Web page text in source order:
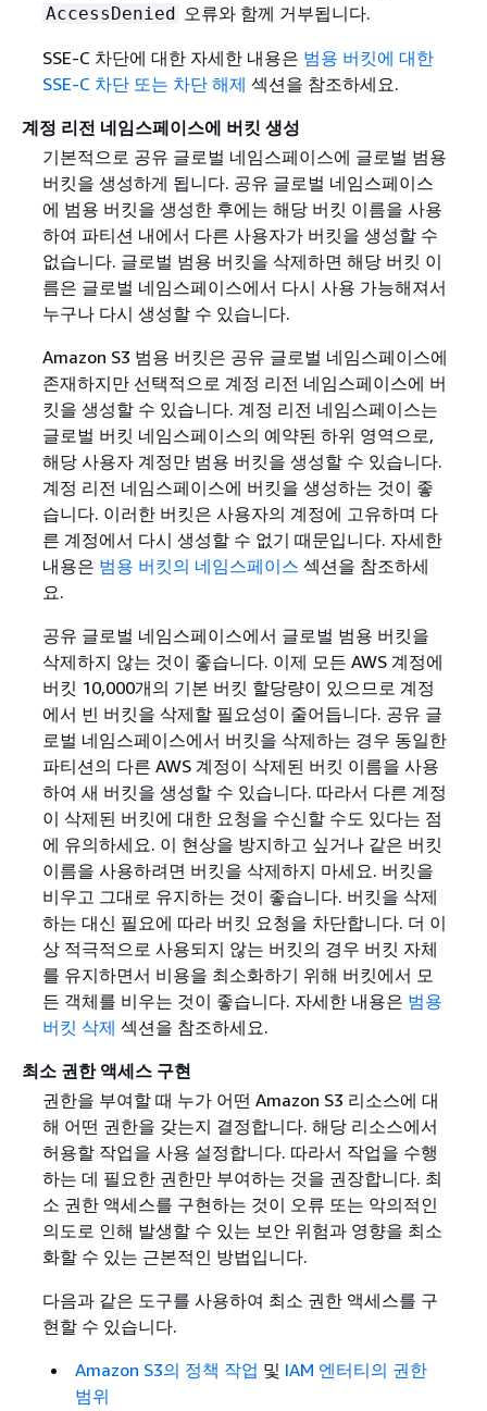
AccessDenied 오류와 함께 거부됩니다.
SSE-C 차단에 대한 자세한 내용은 범용 버킷에 대한
SSE-C 차단 또는 차단 해제 섹션을 참조하세요.
계정 리전 네임스페이스에 버킷 생성
기본적으로 공유 글로벌 네임스페이스에 글로벌 범용
버킷을 생성하게 됩니다. 공유 글로벌 네임스페이스
에 범용 버킷을 생성한 후에는 해당 버킷 이름을 사용
하여 파티션 내에서 다른 사용자가 버킷을 생성할 수
없습니다. 글로벌 범용 버킷을 삭제하면 해당 버킷 이
름은 글로벌 네임스페이스에서 다시 사용 가능해져서
누구나 다시 생성할 수 있습니다.
Amazon S3 범용 버킷은 공유 글로벌 네임스페이스에
존재하지만 선택적으로 계정 리전 네임스페이스에 버
킷을 생성할 수 있습니다. 계정 리전 네임스페이스는
글로벌 버킷 네임스페이스의 예약된 하위 영역으로,
해당 사용자 계정만 범용 버킷을 생성할 수 있습니다.
계정 리전 네임스페이스에 버킷을 생성하는 것이 좋
습니다. 이러한 버킷은 사용자의 계정에 고유하며 다
른 계정에서 다시 생성할 수 없기 때문입니다. 자세한
내용은 범용 버킷의 네임스페이스 섹션을 참조하세
요.
공유 글로벌 네임스페이스에서 글로벌 범용 버킷을
삭제하지 않는 것이 좋습니다. 이제 모든 AWS 계정에
버킷 10,000개의 기본 버킷 할당량이 있으므로 계정
에서 빈 버킷을 삭제할 필요성이 줄어듭니다. 공유 글
로벌 네임스페이스에서 버킷을 삭제하는 경우 동일한
파티션의 다른 AWS 계정이 삭제된 버킷 이름을 사용
하여 새 버킷을 생성할 수 있습니다. 따라서 다른 계정
이 삭제된 버킷에 대한 요청을 수신할 수도 있다는 점
에 유의하세요. 이 현상을 방지하고 싶거나 같은 버킷
이름을 사용하려면 버킷을 삭제하지 마세요. 버킷을
비우고 그대로 유지하는 것이 좋습니다. 버킷을 삭제
하는 대신 필요에 따라 버킷 요청을 차단합니다. 더 이
상 적극적으로 사용되지 않는 버킷의 경우 버킷 자체
를 유지하면서 비용을 최소화하기 위해 버킷에서 모
든 객체를 비우는 것이 좋습니다. 자세한 내용은 범용
버킷 삭제 섹션을 참조하세요.
최소 권한 액세스 구현
권한을 부여할 때 누가 어떤 Amazon S3 리소스에 대
해 어떤 권한을 갖는지 결정합니다. 해당 리소스에서
허용할 작업을 사용 설정합니다. 따라서 작업을 수행
하는 데 필요한 권한만 부여하는 것을 권장합니다. 최
소 권한 액세스를 구현하는 것이 오류 또는 악의적인
의도로 인해 발생할 수 있는 보안 위험과 영향을 최소
화할 수 있는 근본적인 방법입니다.
다음과 같은 도구를 사용하여 최소 권한 액세스를 구
현할 수 있습니다.
Amazon S3의 정책 작업 및 IAM 엔터티의 권한
범위